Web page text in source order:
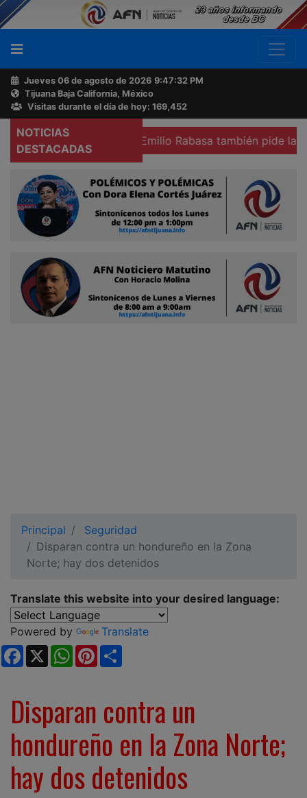
Jueves 06 de agosto de 2026 9:47:33 PM
Tijuana Baja California, México
Visitas durante el día de hoy: 169,452
NOTICIAS
DESTACADAS
Colegio Emilio Rabasa también pide la renuncia
Principal
Seguridad
Disparan contra un hondureño en la Zona
Norte; hay dos detenidos
Translate this website into your desired language:
Powered by
Translate
Facebook
X WhatsApp
Pinterest
Disparan contra un
hondureño en la Zona Norte;
hay dos detenidos
Buscador
Acerca
de
AFN
Ventas
Contacto
Reportero
Ciudadano